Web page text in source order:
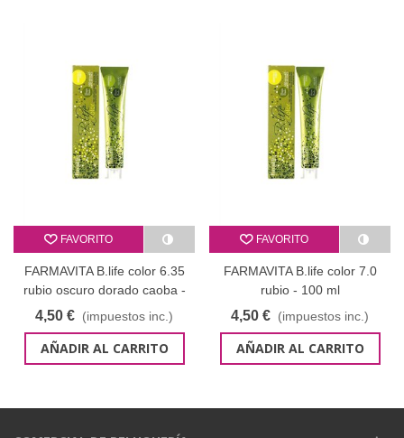
FAVORITO
FARMAVITA B.life color 6.35
rubio oscuro dorado caoba -
100 ml
4,50 € (impuestos inc.)
AÑADIR AL CARRITO
FAVORITO
FARMAVITA B.life color 7.0
rubio - 100 ml
4,50 € (impuestos inc.)
AÑADIR AL CARRITO